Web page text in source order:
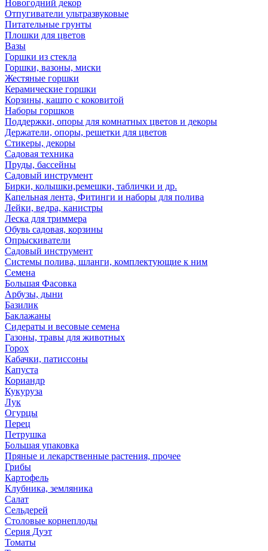
Новогодний декор
Отпугиватели ультразвуковые
Питательные грунты
Плошки для цветов
Вазы
Горшки из стекла
Горшки, вазоны, миски
Жестяные горшки
Керамические горшки
Корзины, кашпо с коковитой
Наборы горшков
Поддержки, опоры для комнатных цветов и декоры
Держатели, опоры, решетки для цветов
Стикеры, декоры
Садовая техника
Пруды, бассейны
Садовый инструмент
Бирки, колышки,ремешки, таблички и др.
Капельная лента, Фитинги и наборы для полива
Лейки, ведра, канистры
Леска для триммера
Обувь садовая, корзины
Опрыскиватели
Садовый инструмент
Системы полива, шланги, комплектующие к ним
Семена
Большая Фасовка
Арбузы, дыни
Базилик
Баклажаны
Сидераты и весовые семена
Газоны, травы для животных
Горох
Кабачки, патиссоны
Капуста
Кориандр
Кукуруза
Лук
Огурцы
Перец
Петрушка
Большая упаковка
Пряные и лекарственные растения, прочее
Грибы
Картофель
Клубника, земляника
Салат
Сельдерей
Столовые корнеплоды
Серия Дуэт
Томаты